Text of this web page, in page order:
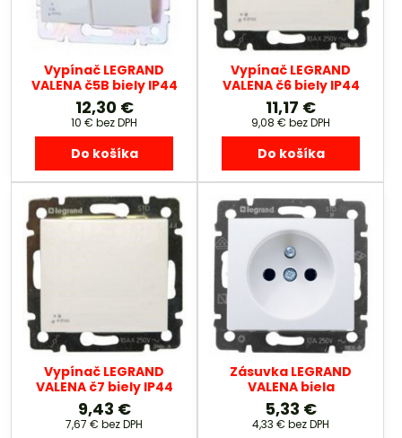
Vypínač LEGRAND
VALENA č5B biely IP44
12,30 €
10 € bez DPH
Do košíka
Vypínač LEGRAND
VALENA č6 biely IP44
11,17 €
9,08 € bez DPH
Do košíka
Vypínač LEGRAND
VALENA č7 biely IP44
9,43 €
7,67 € bez DPH
Zásuvka LEGRAND
VALENA biela
5,33 €
4,33 € bez DPH